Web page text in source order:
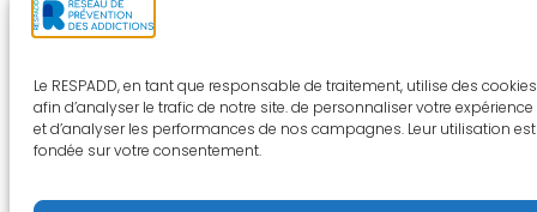
Le RESPADD, en tant que responsable de traitement, utilise des cookies
afin d’analyser le trafic de notre site. de personnaliser votre expérience
et d’analyser les performances de nos campagnes. Leur utilisation est
fondée sur votre consentement.